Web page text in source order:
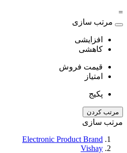
=
مرتب سازی
افزایشی
کاهشی
قیمت فروش
امتیاز
پکیج
مرتب کردن
مرتب سازی
Electronic Product Brand
Vishay